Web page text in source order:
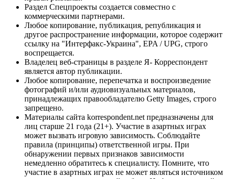
Раздел Спецпроекты создается совместно с
коммерческими партнерами.
Любое копирование, публикация, републикация и
другое распространение информации, которое содержит
ссылку на "Интерфакс-Украина", EPA / UPG, строго
воспрещается.
Владелец веб-страницы в разделе Я- Корреспондент
является автор публикации.
Любое копирование, перепечатка и воспроизведение
фотографий и/или аудиовизуальных материалов,
принадлежащих правообладателю Getty Images, строго
запрещено.
Материалы сайта korrespondent.net предназначены для
лиц старше 21 года (21+). Участие в азартных играх
может вызвать игровую зависимость. Соблюдайте
правила (принципы) ответственной игры. При
обнаружении первых признаков зависимости
немедленно обратитесь к специалисту. Помните, что
участие в азартных играх не может являться источником